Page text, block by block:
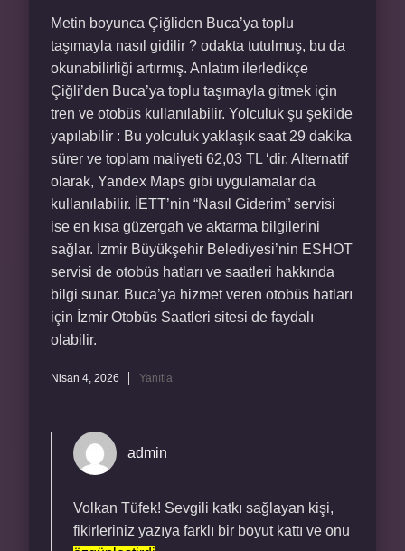
Metin boyunca Çiğliden Buca’ya toplu
taşımayla nasıl gidilir ? odakta tutulmuş, bu da
okunabilirliği artırmış. Anlatım ilerledikçe
Çiğli’den Buca’ya toplu taşımayla gitmek için
tren ve otobüs kullanılabilir. Yolculuk şu şekilde
yapılabilir : Bu yolculuk yaklaşık saat 29 dakika
sürer ve toplam maliyeti 62,03 TL ‘dir. Alternatif
olarak, Yandex Maps gibi uygulamalar da
kullanılabilir. İETT’nin “Nasıl Giderim” servisi
ise en kısa güzergah ve aktarma bilgilerini
sağlar. İzmir Büyükşehir Belediyesi’nin ESHOT
servisi de otobüs hatları ve saatleri hakkında
bilgi sunar. Buca’ya hizmet veren otobüs hatları
için İzmir Otobüs Saatleri sitesi de faydalı
olabilir.
Nisan 4, 2026 Yanıtla
admin
Volkan Tüfek! Sevgili katkı sağlayan kişi,
fikirleriniz yazıya farklı bir boyutkattı ve onu